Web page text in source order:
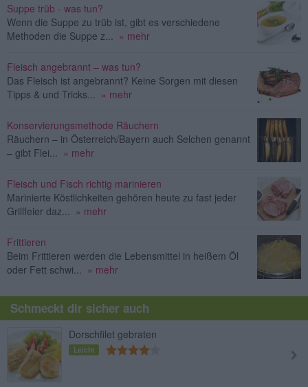
Suppe trüb - was tun?
Wenn die Suppe zu trüb ist, gibt es verschiedene
Methoden die Suppe z...
» mehr
Fleisch angebrannt – was tun?
Das Fleisch ist angebrannt? Keine Sorgen mit diesen
Tipps & und Tricks...
» mehr
Konservierungsmethode Räuchern
Räuchern – in Österreich/Bayern auch Selchen genannt
– gibt Flei...
» mehr
Fleisch und Fisch richtig marinieren
Marinierte Köstlichkeiten gehören heute zu fast jeder
Grillfeier daz...
» mehr
Frittieren
Beim Frittieren werden die Lebensmittel in heißem Öl
oder Fett schwi...
» mehr
Schmeckt dir sicher auch
Dorschfilet gebraten
Leicht